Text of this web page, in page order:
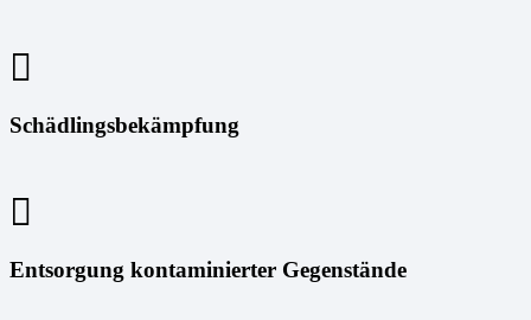
Schädlingsbekämpfung
Entsorgung kontaminierter Gegenstände